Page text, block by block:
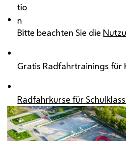
tio
n
Bitte beachten Sie die
Gratis Radfahrtrainings für
Radfahrkurse für